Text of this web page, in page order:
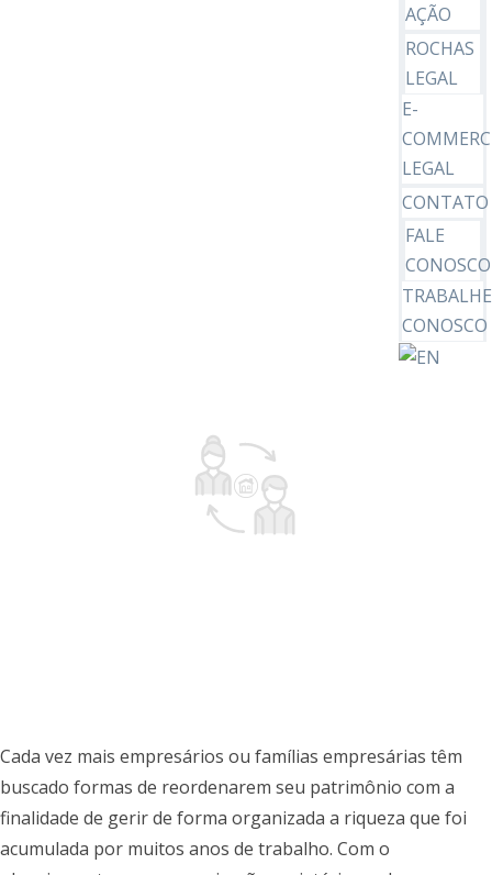
AÇÃO
ROCHAS
LEGAL
E-
LEGAL
CONTATO
FALE
CONOSCO
TRABALHE
CONOSCO
Cada vez mais empresários ou famílias empresárias têm
buscado formas de reordenarem seu patrimônio com a
finalidade de gerir de forma organizada a riqueza que foi
acumulada por muitos anos de trabalho. Com o